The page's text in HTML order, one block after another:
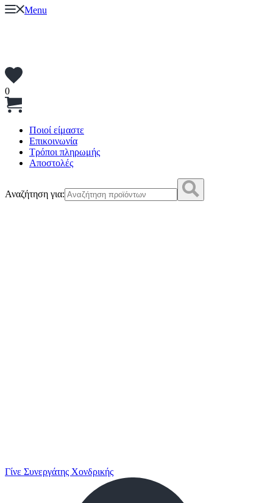
Menu
0
Ποιοί είμαστε
Επικοινωνία
Τρόποι πληρωμής
Αποστολές
Αναζήτηση για:
Γίνε Συνεργάτης Χονδρικής